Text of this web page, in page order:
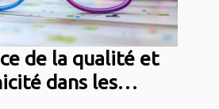
de la qualité et
dans les